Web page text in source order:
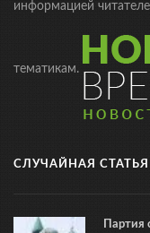
информацией
тематикам.
СЛУЧАЙНАЯ СТАТЬЯ
Партия